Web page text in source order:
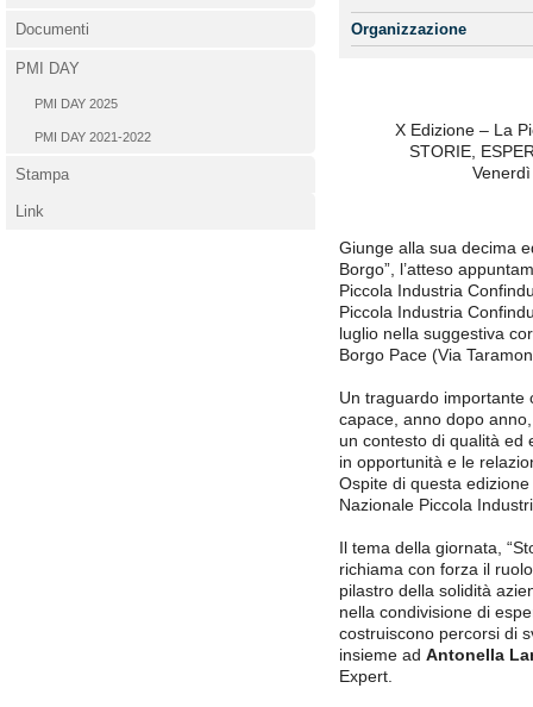
Organizzazione
X Edizione – La
STORIE,
Giunge alla sua decima
Borgo”, l’atteso
Piccola Industria
Piccola Industria
luglio nella suggestiva
Borgo Pace (Via
Un traguardo importante
capace, anno dopo
un contesto di qualità ed
in opportunità e le
Ospite di questa
Nazionale Piccola
Il tema della giornata,
richiama con forza il
pilastro della solidità
nella condivisione di
costruiscono percorsi di
insieme ad Antonella
Expert.
Documenti
PMI DAY
PMI DAY 2025
PMI DAY 2021-2022
Stampa
Link